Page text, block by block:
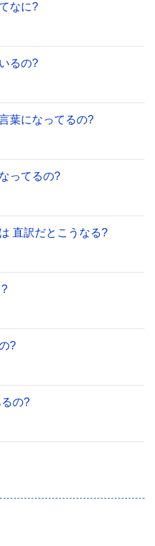
なに?
るの?
葉になってるの?
ってるの?
直訳だとこうなる?
?
の?